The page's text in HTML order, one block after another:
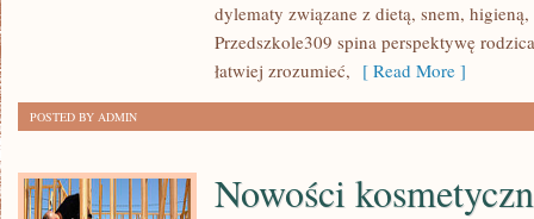
dylematy związane z dietą, snem,
Przedszkole309 spina perspektywę
łatwiej zrozumieć, [ Read More ]
POSTED BY ADMIN
Nowości